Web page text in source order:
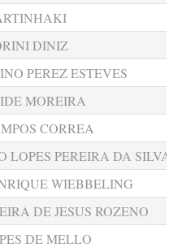
DINIZ
PEREZ ESTEVES
MOREIRA
CORREA
LOPES PEREIRA DA SILVA
WIEBBELING
DE JESUS ROZENO
DE MELLO